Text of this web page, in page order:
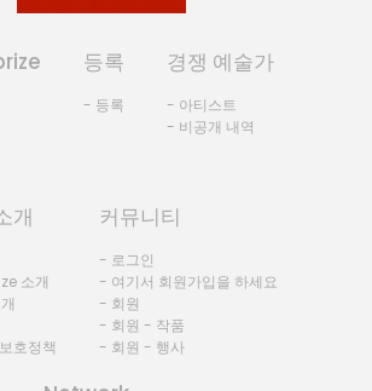
등록
- 등록
경쟁 예술가
- 아티스트
- 비공개 내역
개
소개
호정책
커뮤니티
- 로그인
- 여기서 회원가입을 하세요
- 회원
- 회원 - 작품
- 회원 - 행사